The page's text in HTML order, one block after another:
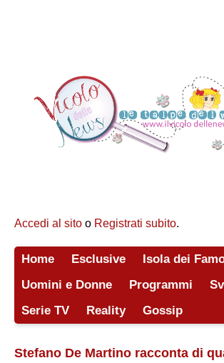
Accedi al sito o Registrati subito.
Home Esclusive
Isola dei
Uomini e Donne
Programmi
Serie TV
Reality Gossip
Stefano De Martino racconta di